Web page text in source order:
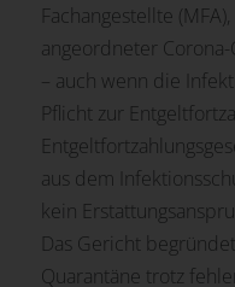
Fachangestellte
angeordneter
– auch wenn die
Pflicht zur
aus dem
kein
Das Gericht
Quarantäne trotz